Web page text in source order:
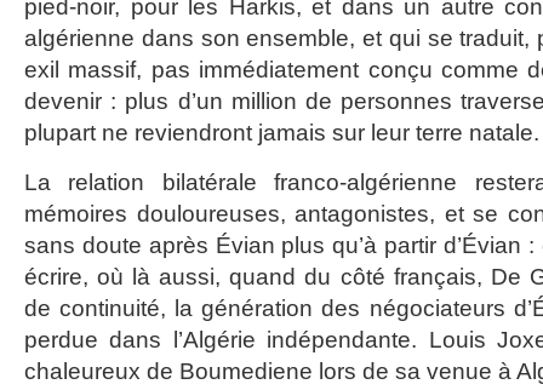
pied-noir, pour les Harkis, et dans un autre
algérienne dans son ensemble, et qui se traduit,
exil massif, pas immédiatement conçu comme
devenir : plus d’un million de personnes
plupart ne reviendront jamais sur leur terre natale.
La relation bilatérale franco-algérienne
mémoires douloureuses, antagonistes, et se
sans doute après Évian plus qu’à partir d’Évian
écrire, où là aussi, quand du côté français, De
de continuité, la génération des négociateurs
perdue dans l’Algérie indépendante. Louis
chaleureux de Boumediene lors de sa venue à